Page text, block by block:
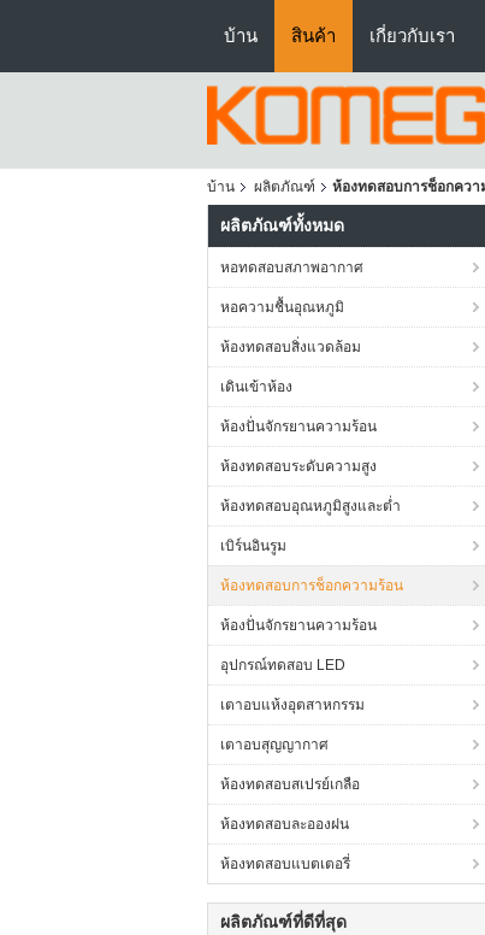
บ้าน สินค้า เกี่ยวกับเรา
บ้าน ผลิตภัณฑ์ ห้องทดสอบการช็อกควา
ผลิตภัณฑ์ทั้งหมด
หอทดสอบสภาพอากาศ
หอความชื้นอุณหภูมิ
ห้องทดสอบสิ่งแวดล้อม
เดินเข้าห้อง
ห้องปั่นจักรยานความร้อน
ห้องทดสอบระดับความสูง
ห้องทดสอบอุณหภูมิสูงและต่ำ
เบิร์นอินรูม
ห้องทดสอบการช็อกความร้อน
ห้องปั่นจักรยานความร้อน
อุปกรณ์ทดสอบ LED
เตาอบแห้งอุตสาหกรรม
เตาอบสุญญากาศ
ห้องทดสอบสเปรย์เกลือ
ห้องทดสอบละอองฝน
ห้องทดสอบแบตเตอรี่
ผลิตภัณฑ์ที่ดีที่สุด